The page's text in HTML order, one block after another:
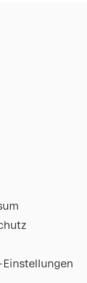
Einstellungen